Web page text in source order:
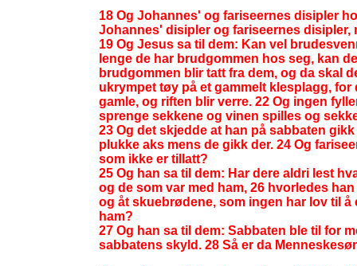
18 Og Johannes' og fariseernes disipler
Johannes' disipler og fariseernes disipler,
19 Og Jesus sa til dem: Kan vel
lenge de har brudgommen hos seg, kan
brudgommen blir tatt fra dem, og da skal
ukrympet tøy på et gammelt klesplagg,
gamle, og riften blir verre. 22 Og ingen
sprenge sekkene og vinen spilles og
23 Og det skjedde at han på sabbaten
plukke aks mens de gikk der. 24 Og
som ikke er tillatt?
25 Og han sa til dem: Har dere aldri lest
og de som var med ham, 26 hvorledes
og åt skuebrødene, som ingen har lov til
ham?
27 Og han sa til dem: Sabbaten ble til for
sabbatens skyld. 28 Så er da